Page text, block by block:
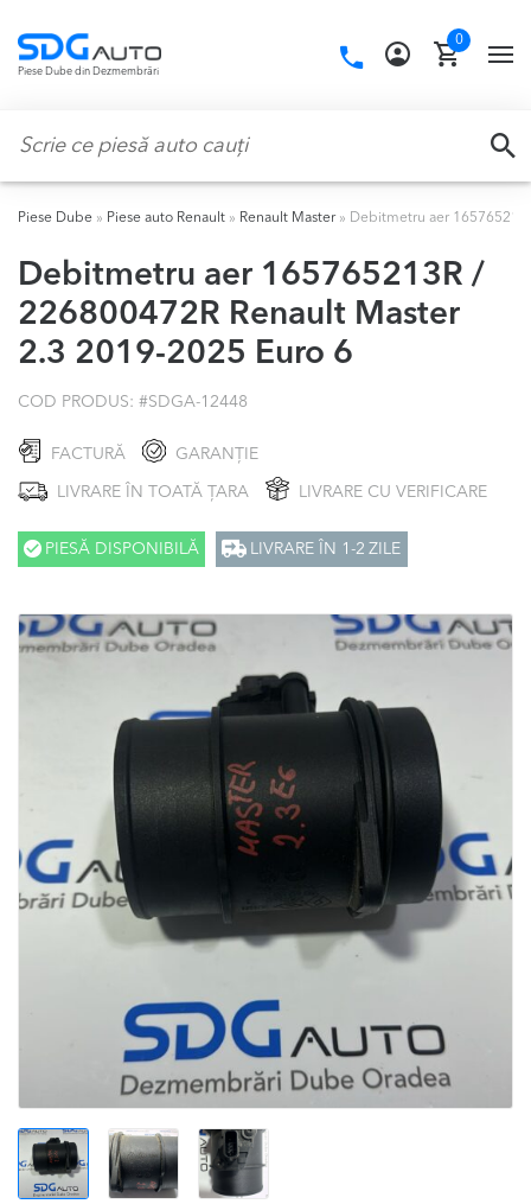
navigation
content
Piese Dube din Dezmembrări
Call
0
Piese Dube » Piese auto Renault » Renault Master» Debitmetru aer
Debitmetru aer 165765213R /
226800472R Renault Master
2.3 2019-2025 Euro 6
COD PRODUS: #SDGA-12448
FACTURĂ GARANȚIE
LIVRARE ÎN TOATĂ ȚARA LIVRARE CU VERIFICARE
PIESĂ DISPONIBILĂ LIVRARE ÎN 1-2 ZILE